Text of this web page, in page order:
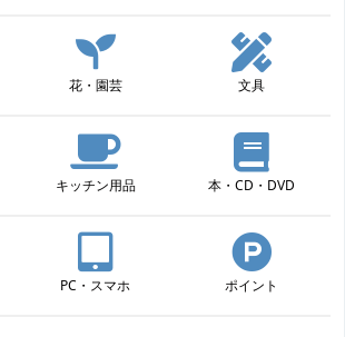
花・園芸 文具
キッチン用品 本・CD・DVD
PC・スマホ ポイント